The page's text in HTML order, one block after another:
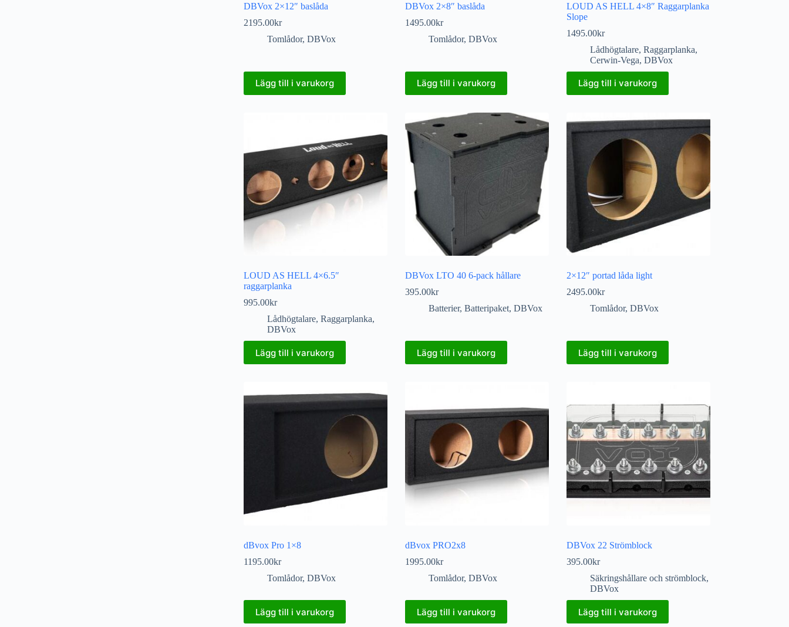
DBVox 2×12″ baslåda
2195.00kr
Tomlådor, DBVox
Lägg till i varukorg
DBVox 2×8″ baslåda
1495.00kr
Tomlådor, DBVox
Lägg till i varukorg
LOUD AS HELL 4×8″ Raggarplanka
Slope
1495.00kr
Lådhögtalare, Raggarplanka,
Cerwin-Vega, DBVox
Lägg till i varukorg
LOUD AS HELL 4×6.5″
raggarplanka
995.00kr
Lådhögtalare, Raggarplanka,
DBVox
Lägg till i varukorg
DBVox LTO 40 6-pack hållare
395.00kr
Batterier, Batteripaket, DBVox
Lägg till i varukorg
2×12″ portad låda light
2495.00kr
Tomlådor, DBVox
Lägg till i varukorg
dBvox Pro 1×8
1195.00kr
Tomlådor, DBVox
Lägg till i varukorg
dBvox PRO2x8
1995.00kr
Tomlådor, DBVox
Lägg till i varukorg
DBVox 22 Strömblock
395.00kr
Säkringshållare och strömblock,
DBVox
Lägg till i varukorg